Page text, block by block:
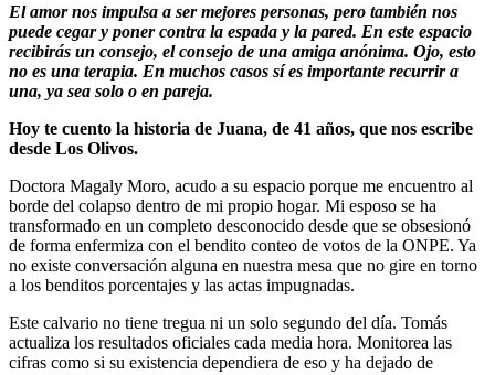
El amor nos impulsa a ser mejores personas, pero también nos
puede cegar y poner contra la espada y la pared. En este espacio
recibirás un consejo, el consejo de una amiga anónima. Ojo, esto
no es una terapia. En muchos casos sí es importante recurrir a
una, ya sea solo o en pareja.
Hoy te cuento la historia de Juana, de 41 años, que nos escribe
desde Los Olivos.
Doctora Magaly Moro, acudo a su espacio porque me encuentro al
borde del colapso dentro de mi propio hogar. Mi esposo se ha
transformado en un completo desconocido desde que se obsesionó
de forma enfermiza con el bendito conteo de votos de la ONPE. Ya
no existe conversación alguna en nuestra mesa que no gire en torno
a los benditos porcentajes y las actas impugnadas.
Este calvario no tiene tregua ni un solo segundo del día. Tomás
actualiza los resultados oficiales cada media hora. Monitorea las
cifras como si su existencia dependiera de eso y ha dejado de